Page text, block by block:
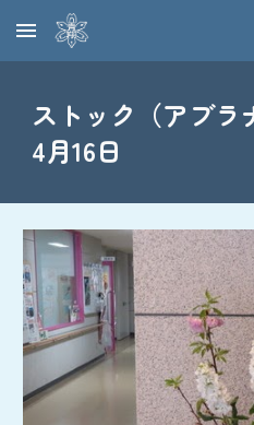
Skip to main content
ストック（アブ
4月16日